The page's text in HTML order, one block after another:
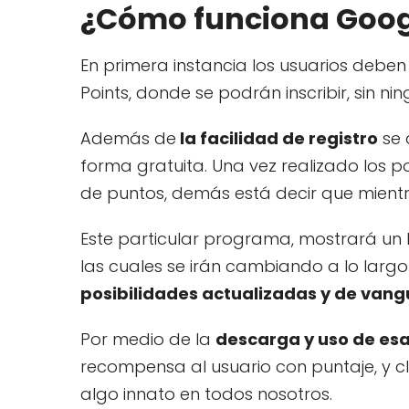
¿Cómo funciona
En primera instancia los usuarios
Points, donde se podrán inscribir, sin
Además de la facilidad de registro se
forma gratuita. Una vez realizado los
de puntos, demás está decir que
Este particular programa, mostrará
las cuales se irán cambiando a lo
posibilidades actualizadas y de
Por medio de la descarga y uso de
recompensa al usuario con puntaje, y
algo innato en todos nosotros.